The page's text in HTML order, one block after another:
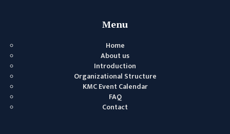
Menu
Home
About us
Introduction
Organizational Structure
KMC Event Calendar
FAQ
Contact